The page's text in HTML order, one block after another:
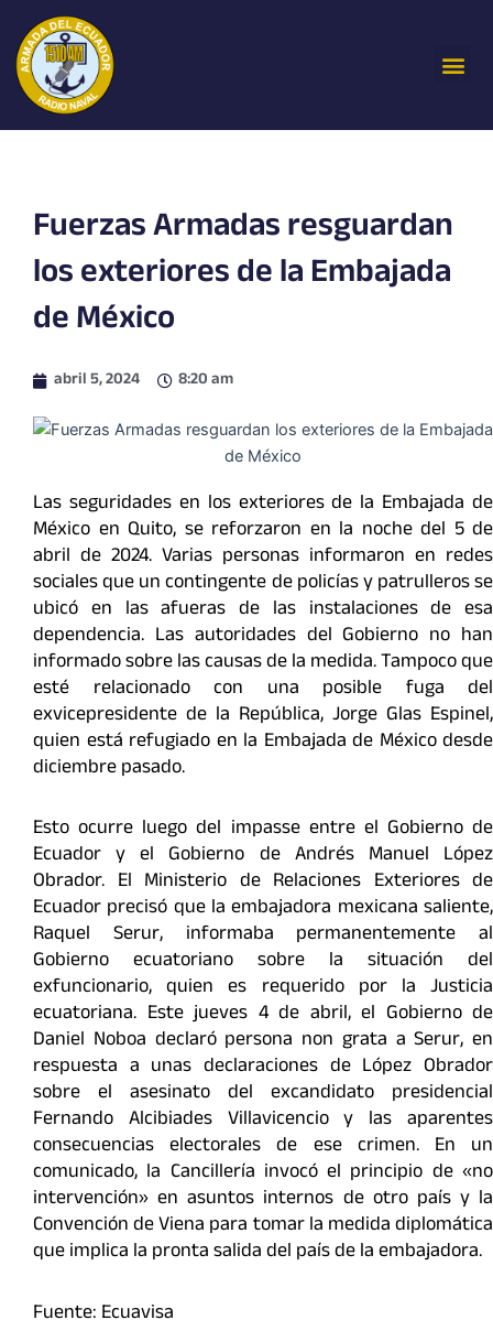
contenido
Fuerzas Armadas resguardan
los exteriores de la Embajada
de México
abril 5, 2024 8:20 am
Las seguridades en los exteriores de la Embajada de
México en Quito, se reforzaron en la noche del 5 de
abril de 2024. Varias personas informaron en redes
sociales que un contingente de policías y patrulleros se
ubicó en las afueras de las instalaciones de esa
dependencia. Las autoridades del Gobierno no han
informado sobre las causas de la medida. Tampoco que
esté relacionado con una posible fuga del
exvicepresidente de la República, Jorge Glas Espinel,
quien está refugiado en la Embajada de México desde
diciembre pasado.
Esto ocurre luego del impasse entre el Gobierno de
Ecuador y el Gobierno de Andrés Manuel López
Obrador. El Ministerio de Relaciones Exteriores de
Ecuador precisó que la embajadora mexicana saliente,
Raquel Serur, informaba permanentemente al
Gobierno ecuatoriano sobre la situación del
exfuncionario, quien es requerido por la Justicia
ecuatoriana. Este jueves 4 de abril, el Gobierno de
Daniel Noboa declaró persona non grata a Serur, en
respuesta a unas declaraciones de López Obrador
sobre el asesinato del excandidato presidencial
Fernando Alcibiades Villavicencio y las aparentes
consecuencias electorales de ese crimen. En un
comunicado, la Cancillería invocó el principio de «no
intervención» en asuntos internos de otro país y la
Convención de Viena para tomar la medida diplomática
que implica la pronta salida del país de la embajadora.